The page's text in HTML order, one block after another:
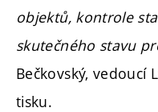
objektů, kontrole
skutečného stavu
Bečkovský, vedoucí
tisku.